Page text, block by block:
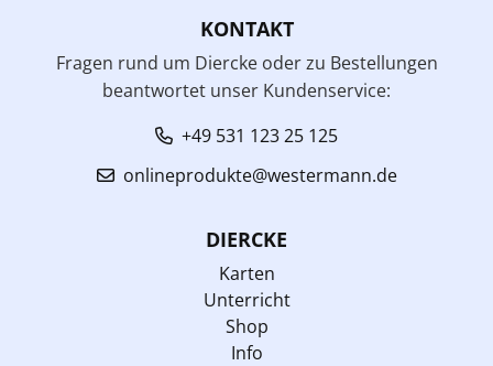
KONTAKT
Fragen rund um Diercke oder zu Bestellungen
beantwortet unser Kundenservice:
+49 531 123 25 125
onlineprodukte@westermann.de
DIERCKE
Karten
Unterricht
Shop
Info